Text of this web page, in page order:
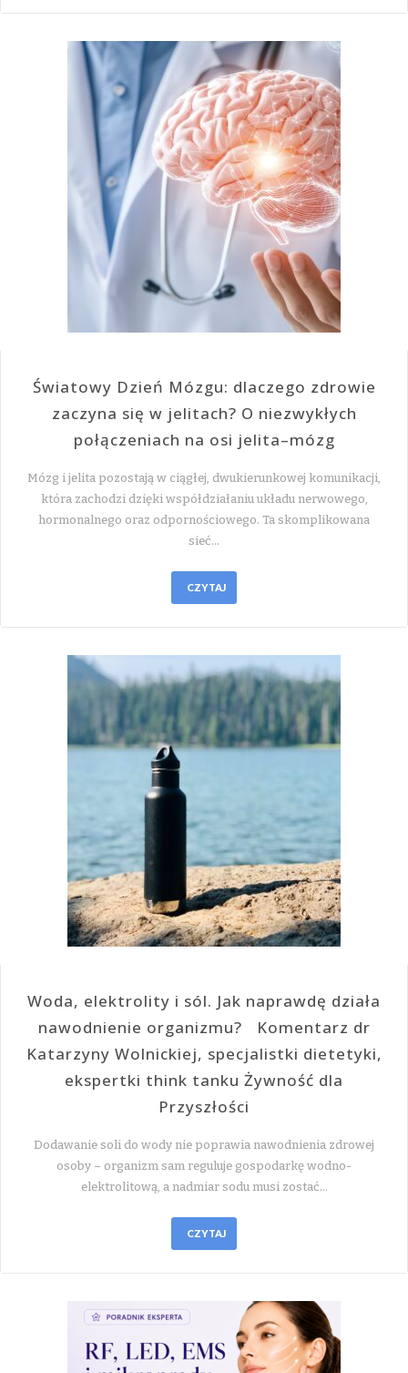
Światowy Dzień Mózgu: dlaczego zdrowie
zaczyna się w jelitach? O niezwykłych
połączeniach na osi jelita–mózg
Mózg i jelita pozostają w ciągłej, dwukierunkowej komunikacji,
która zachodzi dzięki współdziałaniu układu nerwowego,
hormonalnego oraz odpornościowego. Ta skomplikowana
sieć…
CZYTAJ
Woda, elektrolity i sól. Jak naprawdę działa
nawodnienie organizmu? Komentarz dr
Katarzyny Wolnickiej, specjalistki dietetyki,
ekspertki think tanku Żywność dla
Przyszłości
Dodawanie soli do wody nie poprawia nawodnienia zdrowej
osoby – organizm sam reguluje gospodarkę wodno-
elektrolitową, a nadmiar sodu musi zostać…
CZYTAJ